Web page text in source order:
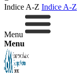
Indice A-Z Indice A-Z
Menu
Menu